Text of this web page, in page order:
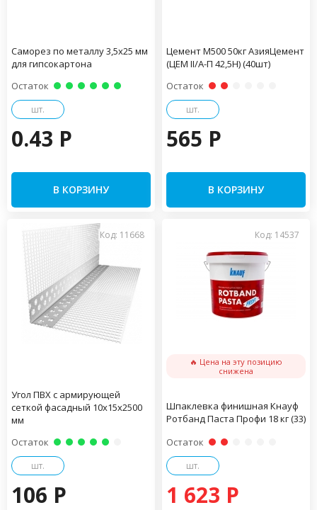
Саморез по металлу 3,5х25 мм
для гипсокартона
Остаток
шт.
0.43 P
В КОРЗИНУ
Цемент М500 50кг АзияЦемент
(ЦЕМ II/А-П 42,5Н) (40шт)
Остаток
шт.
565 P
В КОРЗИНУ
Код: 11668
Угол ПВХ с армирующей
сеткой фасадный 10х15х2500
мм
Остаток
шт.
106 P
Код: 14537
🔥 Цена на эту позицию
снижена
Шпаклевка финишная Кнауф
Ротбанд Паста Профи 18 кг (33)
Остаток
шт.
1 623 P